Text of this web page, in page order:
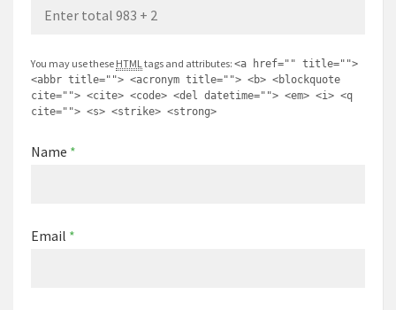
You may use these HTMLtags and attributes: <a href="" title="">
<abbr title=""> <acronym title=""> <b> <blockquote
cite=""> <cite> <code> <del datetime=""> <em> <i> <q
cite=""> <s> <strike> <strong>
Name *
Email *